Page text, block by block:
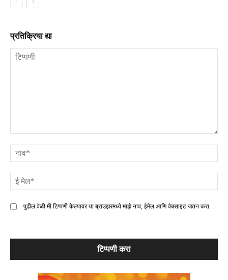
प्रतिक्रिया द्या
पुढील वेळी मी टिप्पणी केल्यावर या ब्राउझरमध्ये माझे नाव, ईमेल आणि वेबसाइट जतन करा.